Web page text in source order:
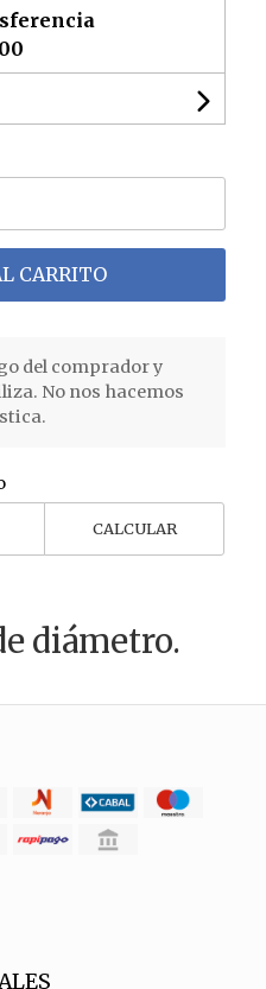
CARRITO
del comprador y
No nos hacemos
CALCULAR
diámetro.